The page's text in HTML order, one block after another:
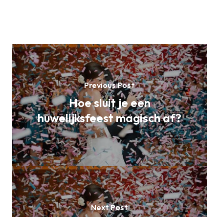
Previous Post
Hoe sluit je een
huwelijksfeest magisch af?
Next Post